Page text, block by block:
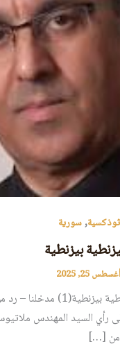
,سورية
بيزنطية
25, 2025
الموسيقى البيزنطية
رأي السيد المهندس
من […]